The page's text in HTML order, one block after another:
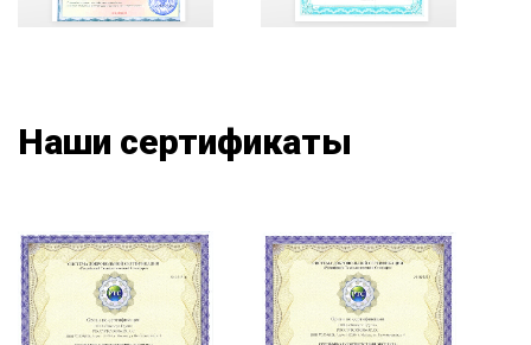
Наши сертификаты